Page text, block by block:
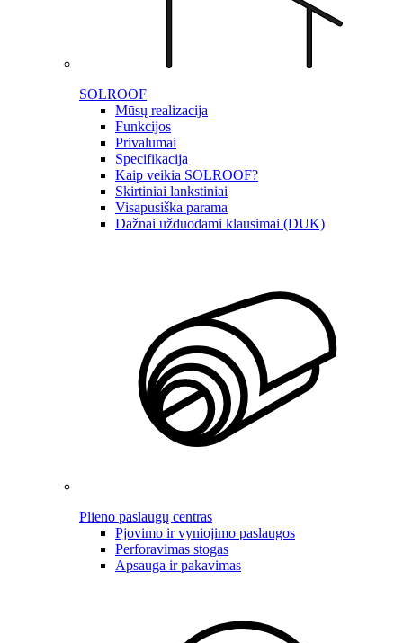
SOLROOF
Mūsų realizacija
Funkcijos
Privalumai
Specifikacija
Kaip veikia SOLROOF?
Skirtiniai lankstiniai
Visapusiška parama
Dažnai užduodami klausimai (DUK)
Plieno paslaugų centras
Pjovimo ir vyniojimo paslaugos
Perforavimas stogas
Apsauga ir pakavimas